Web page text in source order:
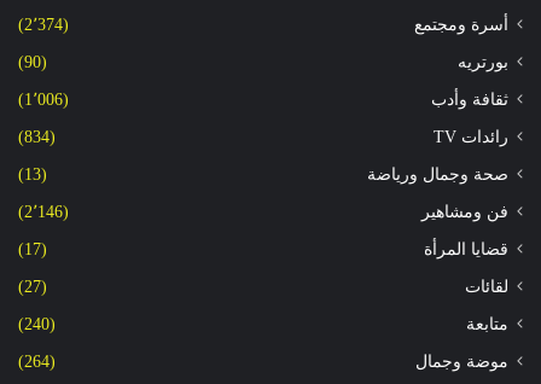
أسرة ومجتمع (2٬374)
بورتريه (90)
ثقافة وأدب (1٬006)
رائدات TV (834)
صحة وجمال ورياضة (13)
فن ومشاهير (2٬146)
قضايا المرأة (17)
لقائات (27)
متابعة (240)
موضة وجمال (264)